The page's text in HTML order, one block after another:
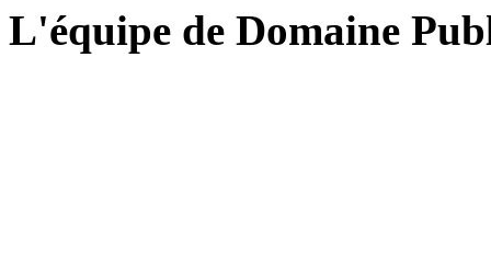
L'équipe de Domaine